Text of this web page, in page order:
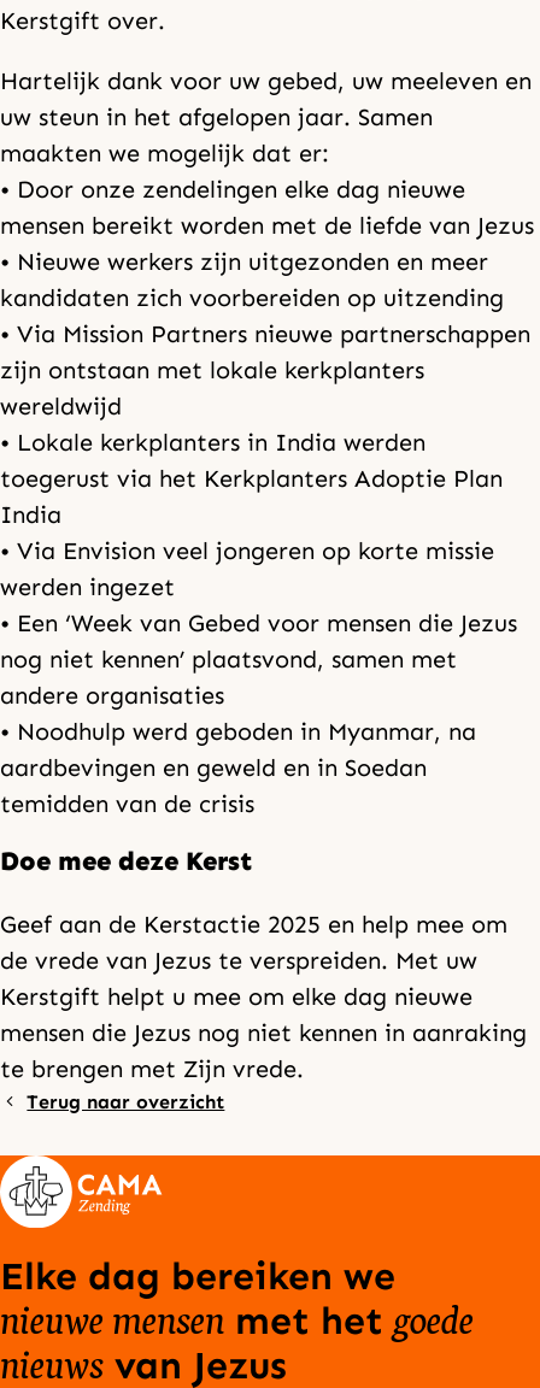
Kerstgift over.
Hartelijk dank voor uw gebed, uw meeleven en
uw steun in het afgelopen jaar. Samen
maakten we mogelijk dat er:
• Door onze zendelingen elke dag nieuwe
mensen bereikt worden met de liefde van Jezus
• Nieuwe werkers zijn uitgezonden en meer
kandidaten zich voorbereiden op uitzending
• Via Mission Partners nieuwe partnerschappen
zijn ontstaan met lokale kerkplanters
wereldwijd
• Lokale kerkplanters in India werden
toegerust via het Kerkplanters Adoptie Plan
India
• Via Envision veel jongeren op korte missie
werden ingezet
• Een ‘Week van Gebed voor mensen die Jezus
nog niet kennen’ plaatsvond, samen met
andere organisaties
• Noodhulp werd geboden in Myanmar, na
aardbevingen en geweld en in Soedan
temidden van de crisis
Doe mee deze Kerst
Geef aan de Kerstactie 2025 en help mee om
de vrede van Jezus te verspreiden. Met uw
Kerstgift helpt u mee om elke dag nieuwe
mensen die Jezus nog niet kennen in aanraking
te brengen met Zijn vrede.
Terug naar overzicht
Elke dag bereiken we
nieuwe mensen met het goede
nieuws van Jezus